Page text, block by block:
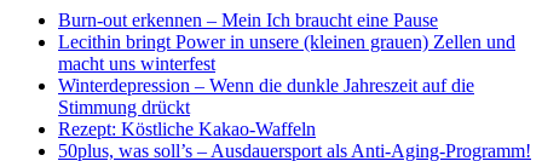
Burn-out erkennen – Mein Ich braucht eine Pause
Lecithin bringt Power in unsere (kleinen grauen) Zellen und
macht uns winterfest
Winterdepression – Wenn die dunkle Jahreszeit auf die
Stimmung drückt
Rezept: Köstliche Kakao-Waffeln
50plus, was soll’s – Ausdauersport als Anti-Aging-Programm!